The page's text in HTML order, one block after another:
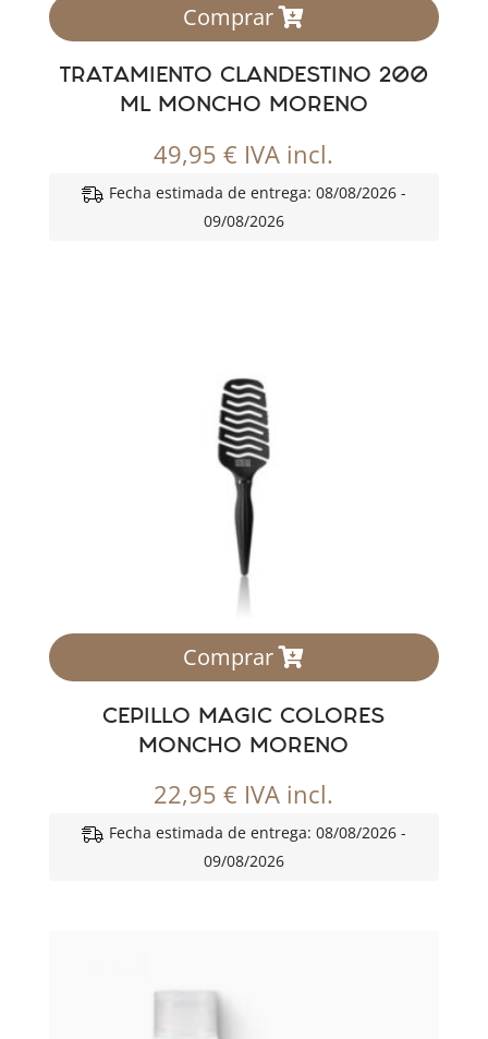
Comprar
TRATAMIENTO CLANDESTINO 200
ML MONCHO MORENO
49,95€ IVA incl.
Fecha estimada de entrega: 08/08/2026 -
09/08/2026
Comprar
CEPILLO MAGIC COLORES
MONCHO MORENO
22,95€ IVA incl.
Fecha estimada de entrega: 08/08/2026 -
09/08/2026